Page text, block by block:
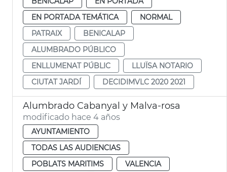
EN PORTADA TEMÁTICA
NORMAL
PATRAIX
BENICALAP
ALUMBRADO PÚBLICO
ENLLUMENAT PÚBLIC
LLUÏSA NOTARIO
CIUTAT JARDÍ
DECIDIMVLC 2020 2021
Alumbrado Cabanyal y Malva-rosa
modificado hace 4 años
AYUNTAMIENTO
TODAS LAS AUDIENCIAS
POBLATS MARITIMS
VALENCIA